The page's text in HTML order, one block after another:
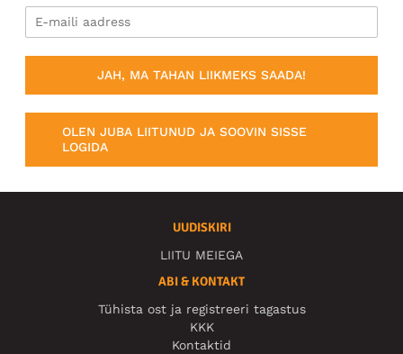
JAH, MA TAHAN LIIKMEKS SAADA!
OLEN JUBA LIITUNUD JA SOOVIN SISSE
LOGIDA
UUDISKIRI
LIITU MEIEGA
ABI & KONTAKT
Tühista ost ja registreeri tagastus
KKK
Kontaktid